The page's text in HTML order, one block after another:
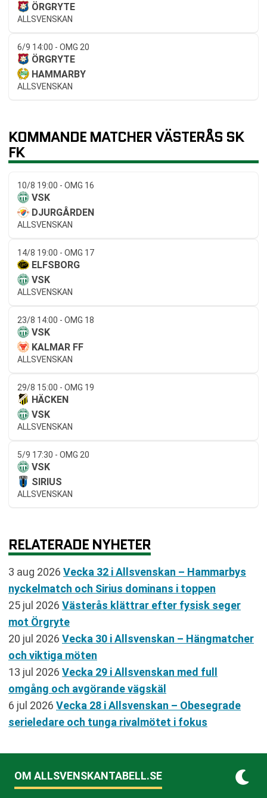
ÖRGRYTE
ALLSVENSKAN
6/9 14:00 - OMG 20
ÖRGRYTE
HAMMARBY
ALLSVENSKAN
KOMMANDE MATCHER VÄSTERÅS SK
FK
10/8 19:00 - OMG 16
VSK
DJURGÅRDEN
ALLSVENSKAN
14/8 19:00 - OMG 17
ELFSBORG
VSK
ALLSVENSKAN
23/8 14:00 - OMG 18
VSK
KALMAR FF
ALLSVENSKAN
29/8 15:00 - OMG 19
HÄCKEN
VSK
ALLSVENSKAN
5/9 17:30 - OMG 20
VSK
SIRIUS
ALLSVENSKAN
RELATERADE NYHETER
3 aug 2026 Vecka 32 i Allsvenskan – Hammarbys
nyckelmatch och Sirius dominans i toppen
25 jul 2026 Västerås klättrar efter fysisk seger
mot Örgryte
20 jul 2026 Vecka 30 i Allsvenskan – Hängmatcher
och viktiga möten
13 jul 2026 Vecka 29 i Allsvenskan med full
omgång och avgörande vägskäl
6 jul 2026 Vecka 28 i Allsvenskan – Obesegrade
serieledare och tunga rivalmötet i fokus
OM ALLSVENSKANTABELL.SE